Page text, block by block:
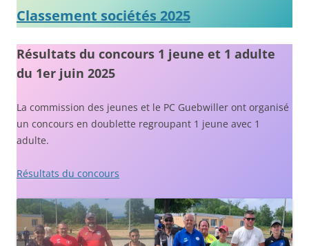
Classement sociétés 2025
Résultats du concours 1 jeune et 1 adulte
du 1er juin 2025
La commission des jeunes et le PC Guebwiller ont organisé
un concours en doublette regroupant 1 jeune avec 1
adulte.
Résultats du concours